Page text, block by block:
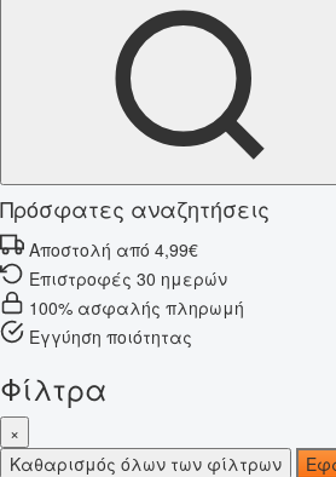
Πρόσφατες αναζητήσεις
Αποστολή από 4,99€
Επιστροφές 30 ημερών
100% ασφαλής πληρωμή
Εγγύηση ποιότητας
Φίλτρα
×
Καθαρισμός όλων των φίλτρων